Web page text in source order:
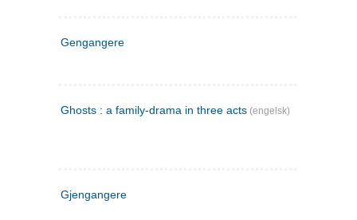
Gengangere
Ghosts : a family-drama in three acts (engelsk)
Gjengangere